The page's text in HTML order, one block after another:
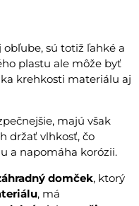
sú totiž ľahké a
plastu ale môže byť
krehkosti materiálu aj
majú však
držať vlhkosť, čo
a napomáha korózii.
domček, ktorý
, má